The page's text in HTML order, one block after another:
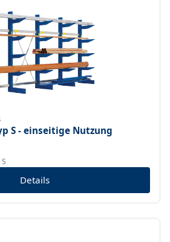
S - einseitige Nutzung
Details